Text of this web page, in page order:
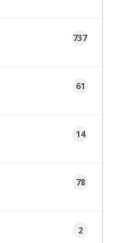
737
61
14
78
2